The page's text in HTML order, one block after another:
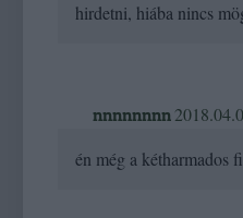
hirdetni, hiába nincs
nnnnnnnn
én még a kétharmados